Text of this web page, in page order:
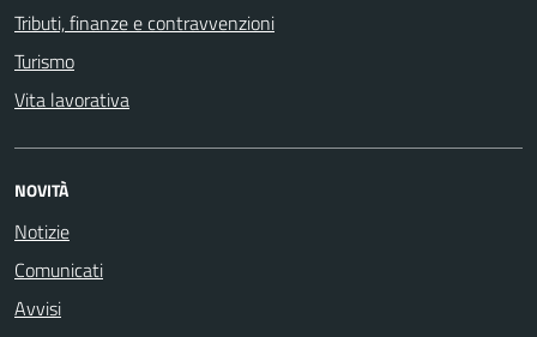
Tributi, finanze e contravvenzioni
Turismo
Vita lavorativa
NOVITÀ
Notizie
Comunicati
Avvisi